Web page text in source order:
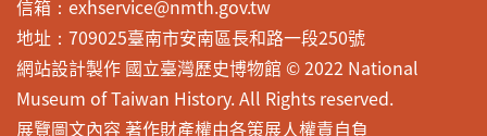
信箱：exhservice@nmth.gov.tw
地址：709025臺南市安南區長和路一段250號
網站設計製作 國立臺灣歷史博物館 © 2022 National
Museum of Taiwan History. All Rights reserved.
展覽圖文內容 著作財產權由各策展人權責自負